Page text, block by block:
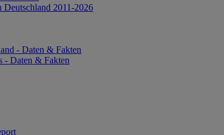
2011-2026
- Daten & Fakten
- Daten & Fakten